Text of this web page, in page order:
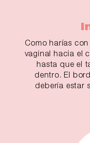
Como harías
vaginal hacia el
hasta que el
dentro. El
debería estar